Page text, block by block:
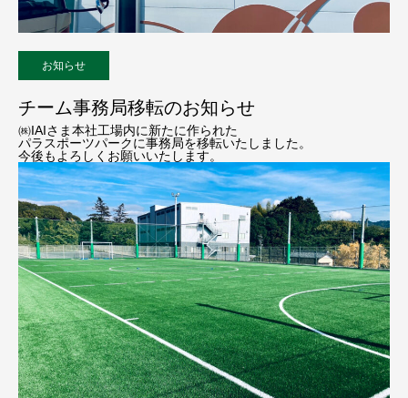
お知らせ
チーム事務局移転のお知らせ
㈱IAIさま本社工場内に新たに作られた
パラスポーツパークに事務局を移転いたしました。
今後もよろしくお願いいたします。